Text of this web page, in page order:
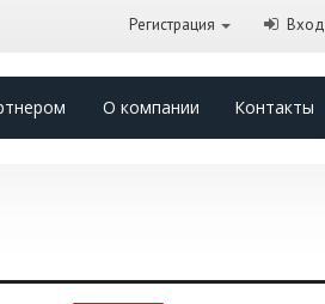
Регистрация Вход
О компании Контакты